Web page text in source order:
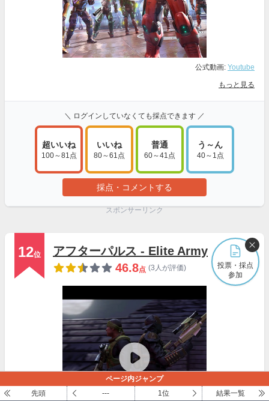
公式動画: Youtube
もっと見る
＼ ログインしていなくても採点できます ／
超いいね
100～81点
いいね
80～61点
普通
60～41点
う～ん
40～1点
採点・コメントする
スポンサーリンク
12位
アフターパルス - Elite Army
46.8点 (3人が評価)
投票・採点
参加
ページ内ジャンプ
先頭
--- 1位 結果一覧